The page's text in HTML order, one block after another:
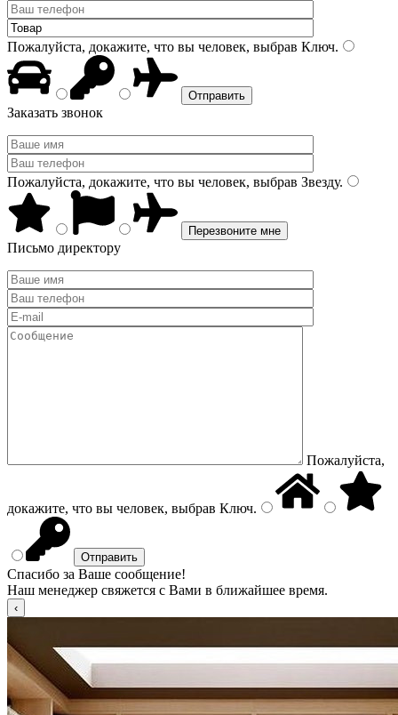
Пожалуйста, докажите, что вы человек, выбрав Ключ.
Заказать звонок
Пожалуйста, докажите, что вы человек, выбрав Звезду.
Письмо директору
Пожалуйста,
докажите, что вы человек, выбрав Ключ.
Спасибо за Ваше сообщение!
Наш менеджер свяжется с Вами в ближайшее время.